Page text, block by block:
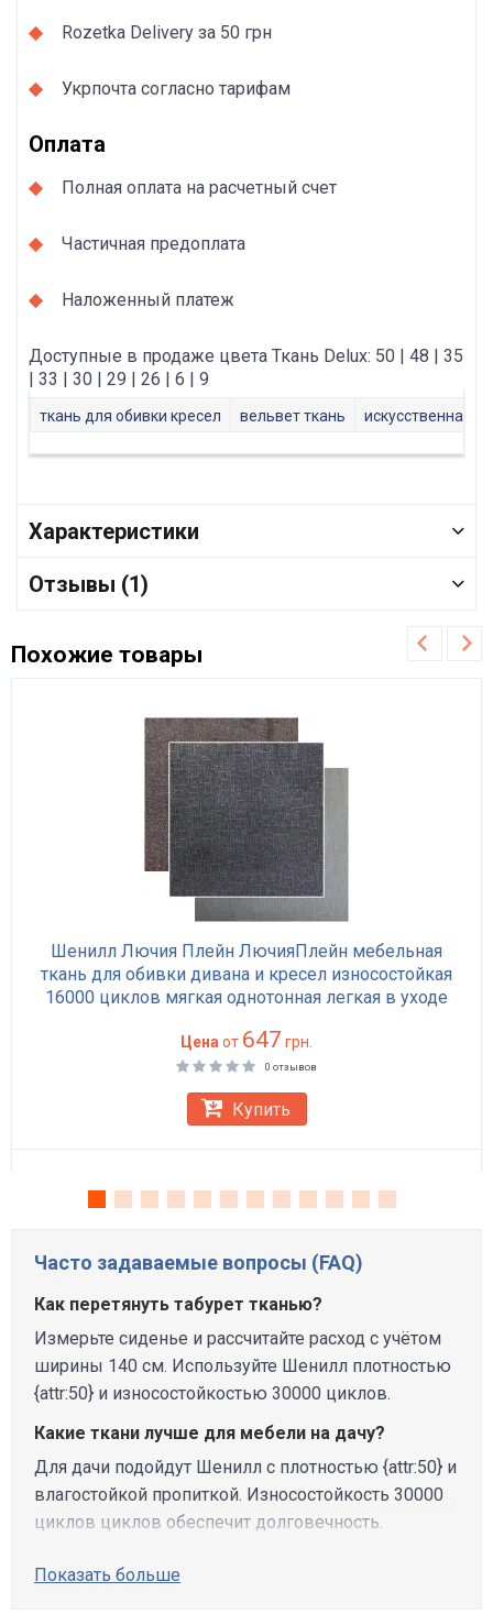
Rozetka Delivery за 50 грн
Укрпочта согласно тарифам
Оплата
Полная оплата на расчетный счет
Частичная предоплата
Наложенный платеж
Доступные в продаже цвета Ткань Delux: 50 | 48 | 35
| 33 | 30 | 29 | 26 | 6 | 9
ткань для обивки кресел вельвет ткань искусственная
Характеристики
Отзывы (1)
Похожие товары
Шенилл Лючия Плейн ЛючияПлейн мебельная
ткань для обивки дивана и кресел износостойкая
16000 циклов мягкая однотонная легкая в уходе
Цена от 647 грн.
0 отзывов
Купить
Часто задаваемые вопросы (FAQ)
Как перетянуть табурет тканью?
Измерьте сиденье и рассчитайте расход с учётом
ширины 140 см. Используйте Шенилл плотностью
{attr:50} и износостойкостью 30000 циклов.
Какие ткани лучше для мебели на дачу?
Для дачи подойдут Шенилл с плотностью {attr:50} и
влагостойкой пропиткой. Износостойкость 30000
циклов циклов обеспечит долговечность.
Показать больше